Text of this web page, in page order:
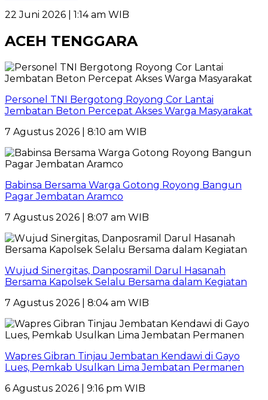
22 Juni 2026 | 1:14 am WIB
ACEH TENGGARA
Personel TNI Bergotong Royong Cor Lantai
Jembatan Beton Percepat Akses Warga Masyarakat
7 Agustus 2026 | 8:10 am WIB
Babinsa Bersama Warga Gotong Royong Bangun
Pagar Jembatan Aramco
7 Agustus 2026 | 8:07 am WIB
Wujud Sinergitas, Danposramil Darul Hasanah
Bersama Kapolsek Selalu Bersama dalam Kegiatan
7 Agustus 2026 | 8:04 am WIB
Wapres Gibran Tinjau Jembatan Kendawi di Gayo
Lues, Pemkab Usulkan Lima Jembatan Permanen
6 Agustus 2026 | 9:16 pm WIB